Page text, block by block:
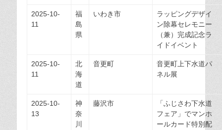
2025-10-
11
福
島
県
いわき市
ラッピングデザイ
ン除幕セレモニー
（兼）完成記念ラ
イドイベント
2025-10-
11
北
海
道
音更町
音更町上下水道パ
ネル展
2025-10-
13
神
奈
川
藤沢市
「ふじさわ下水道
フェア」でマンホ
ールカード特別配